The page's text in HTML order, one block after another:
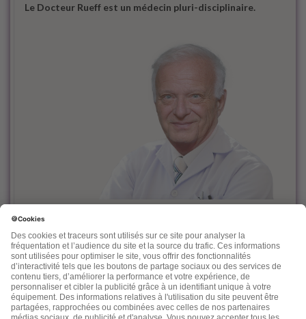
Le Docteur Rueff est un médecin pluri-disciplinaire.
Le docteur Dominique Rueff, diplômé Universitaire de
Cancérologie, est, depuis des années un fervent défenseur
de la prévention et de l'accompagnement nutritionnel et
environnemental des maladies liées à l'âge.
Désireux de découvrir d'autres thérapeutiques et d'en
mesurer les effets, il n'hésite pas à s'ouvrir vers d'autres
connaissances comme la médecine chinoise, l'homéopathie,